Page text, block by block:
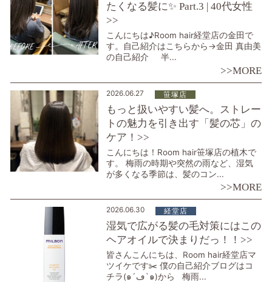
たくなる髪に✨ Part.3 | 40代女性
>>
こんにちは♪Room hair経堂店の金田で
す。自己紹介はこちらから→金田 真由美
の自己紹介 半...
>>MORE
2026.06.27 笹塚店
もっと扱いやすい髪へ。ストレー
トの魅力を引き出す「髪の芯」の
ケア！>>
こんにちは！Room hair笹塚店の植木で
す。 梅雨の時期や突然の雨など、湿気
が多くなる季節は、髪のコン...
>>MORE
2026.06.30 経堂店
湿気で広がる髪の毛対策にはこの
ヘアオイルで決まりだっ！！>>
皆さんこんにちは、Room hair経堂店マ
ツイケです✂️ 僕の自己紹介ブログはコ
チラ(๑´ڡ`๑)から 梅雨...